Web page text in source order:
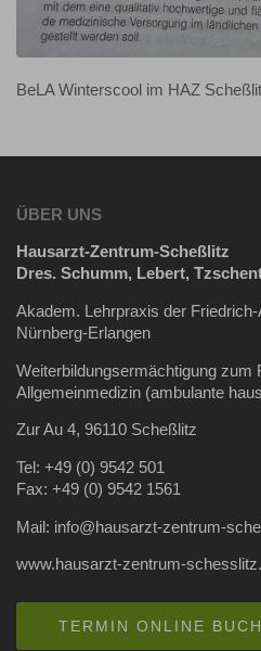
BeLA Winterscool im HAZ
ÜBER UNS
Hausarzt-Zentrum-Scheßlitz
Dres. Schumm, Lebert,
Akadem. Lehrpraxis der
Nürnberg-Erlangen
Weiterbildungsermächtigung zum
Allgemeinmedizin (ambulante
Zur Au 4, 96110 Scheßlitz
Tel: +49 (0) 9542 501
Fax: +49 (0) 9542 1561
Mail: info@hausarzt-zentrum-
www.hausarzt-zentrum-
TERMIN ONLINE